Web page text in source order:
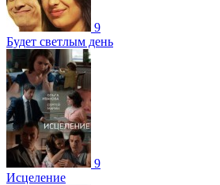
9
Будет светлым день
9
Исцеление